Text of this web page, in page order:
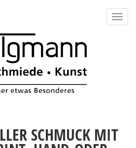
SCHMUCK MIT